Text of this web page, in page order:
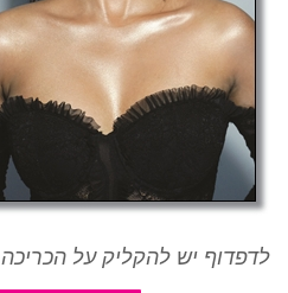
לדפדוף יש להקליק על הכריכה